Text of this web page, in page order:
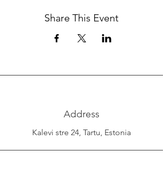
Share This Event
Address
Kalevi stre 24, Tartu, Estonia